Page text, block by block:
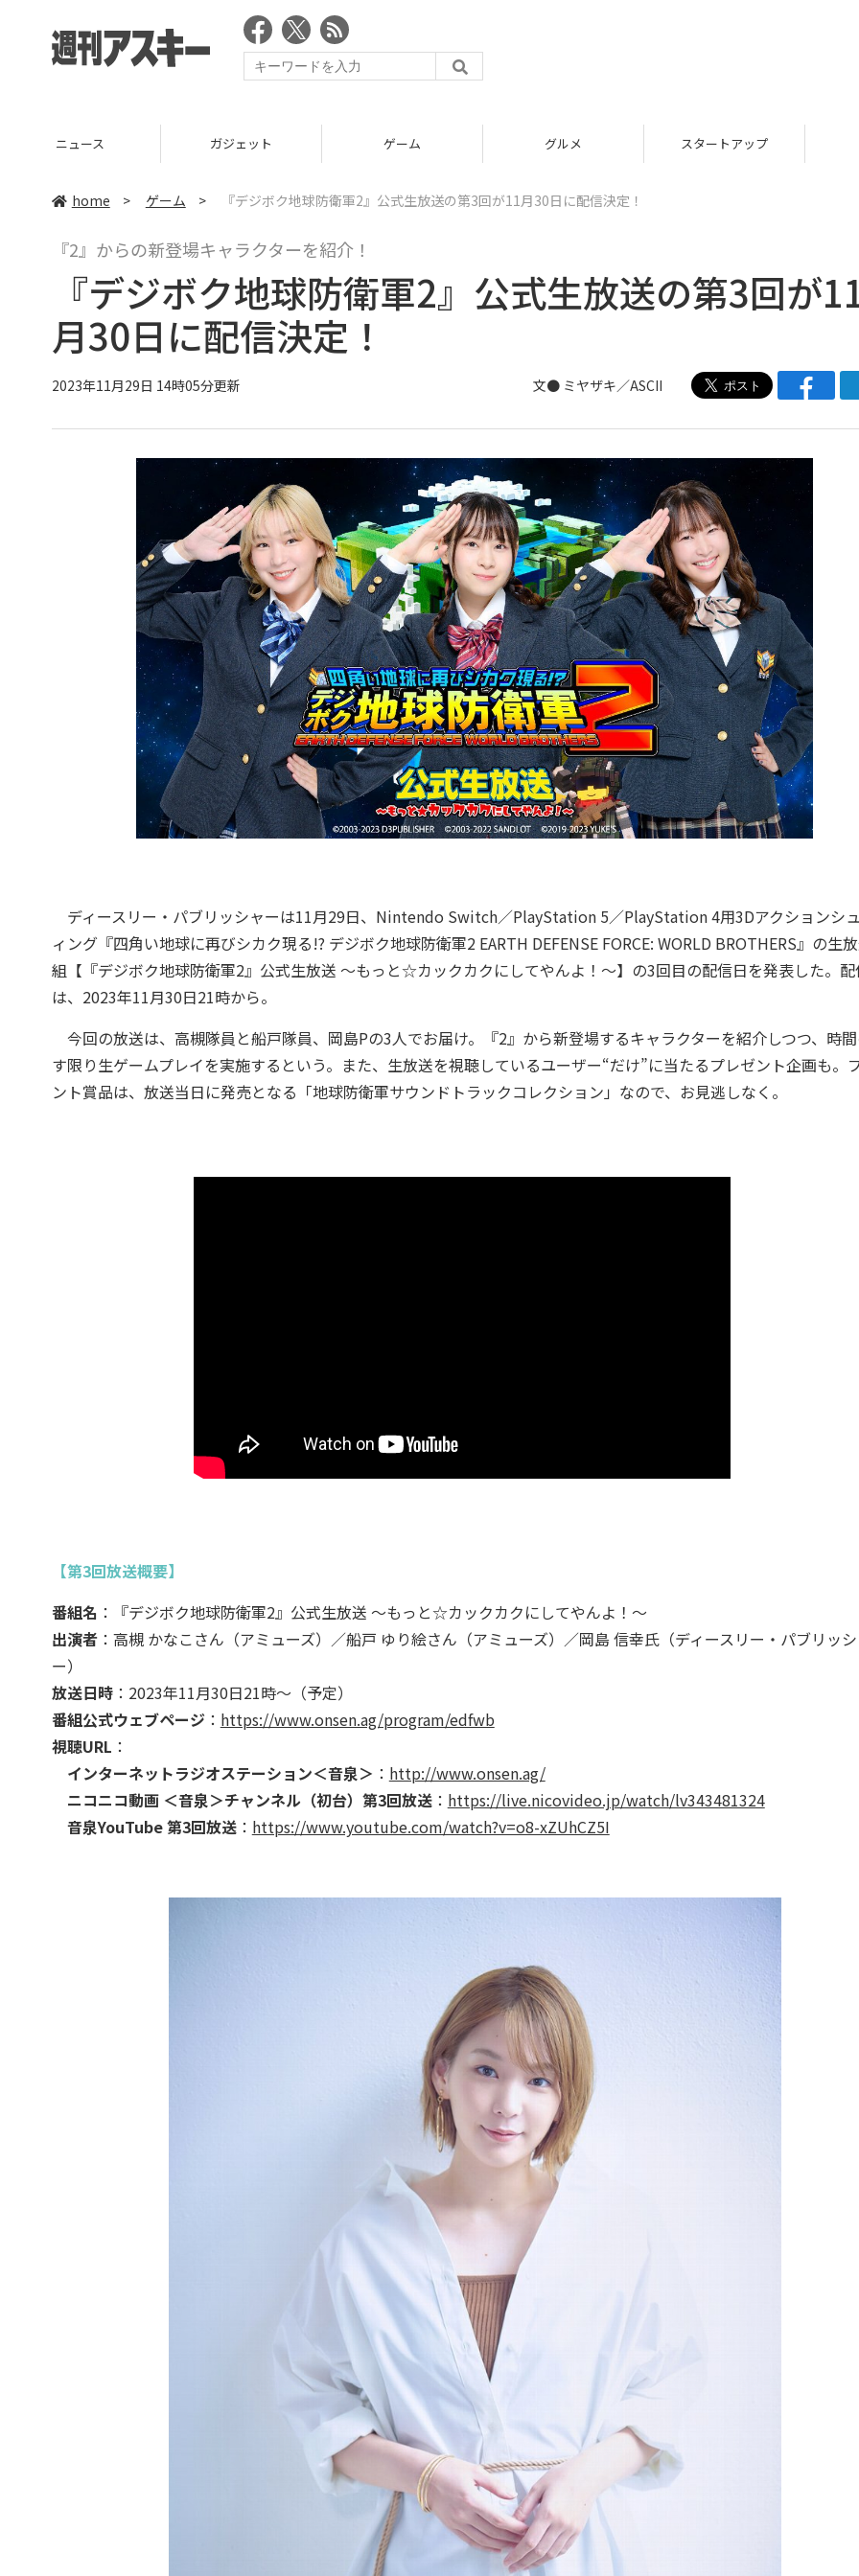
ガジェット ゲーム スタートアップ ICT
home > ゲーム > 『デジボク地球防衛軍2』公式生放送の第3回が11月30日に配信決定！
『2』からの新登場キャラクターを紹介！
『デジボク地球防衛軍2』公式生放送の第3回が
月30日に配信決定！
2023年11月29日 14時05分更新 文● ミヤザキ／ASCII
ディースリー・パブリッシャーは11月29日、Nintendo Switch／PlayStation 5／PlayStation 4用3Dアクションシ
ィング『四角い地球に再びシカク現る!? デジボク地球防衛軍2 EARTH DEFENSE FORCE: WORLD BROTHERS』の生
組【『デジボク地球防衛軍2』公式生放送 ～もっと☆カックカクにしてやんよ！～】の3回目の配信日を発表した。
は、2023年11月30日21時から。
今回の放送は、高槻隊員と船戸隊員、岡島Pの3人でお届け。『2』から新登場するキャラクターを紹介しつつ、時
す限り生ゲームプレイを実施するという。また、生放送を視聴しているユーザー“だけ”に当たるプレゼント企画も。
ント賞品は、放送当日に発売となる「地球防衛軍サウンドトラックコレクション」なので、お見逃しなく。
【第3回放送概要】
番組名 ：『デジボク地球防衛軍2』公式生放送 ～もっと☆カックカクにしてやんよ！～
出演者：高槻 かなこさん（アミューズ）／船戸 ゆり絵さん（アミューズ）／岡島 信幸氏（ディースリー・パブリッ
ー）
放送日時：2023年11月30日21時～（予定）
番組公式ウェブページ： https://www.onsen.ag/program/edfwb
視聴URL ：
インターネットラジオステーション＜音泉＞ ： http://www.onsen.ag/
ニコニコ動画 ＜音泉＞チャンネル（初台）第3回放送： https://live.nicovideo.jp/watch/lv343481324
音泉YouTube 第3回放送： https://www.youtube.com/watch?v=o8-xZUhCZ5I